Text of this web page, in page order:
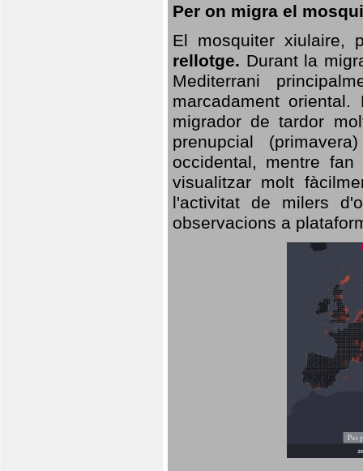
Per on migra el
El mosquiter xiulaire,
rellotge. Durant la
Mediterrani
marcadament
migrador de tardor
prenupcial
occidental, mentre
visualitzar molt
l'activitat de milers
observacions a